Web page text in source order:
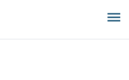
menu